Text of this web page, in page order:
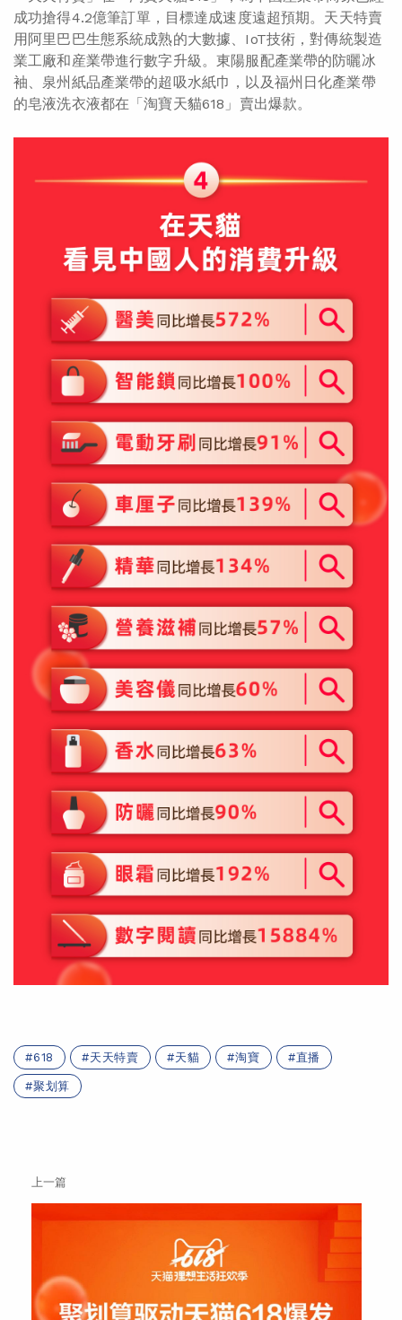
成功搶得4.2億筆訂單，目標達成速度遠超預期。天天特賣
用阿里巴巴生態系統成熟的大數據、IoT技術，對傳統製造
業工廠和産業帶進行數字升級。東陽服配產業帶的防曬冰
袖、泉州紙品產業帶的超吸水紙巾，以及福州日化產業帶
的皂液洗衣液都在「淘寶天貓618」賣出爆款。
618 天天特賣 天貓 淘寶 直播
聚划算
上一篇